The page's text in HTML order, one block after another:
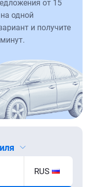
от 15
одной
и получите
RUS